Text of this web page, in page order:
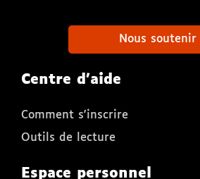
Nous soutenir
Centre d'aide
Comment s'inscrire
Outils de lecture
Espace personnel